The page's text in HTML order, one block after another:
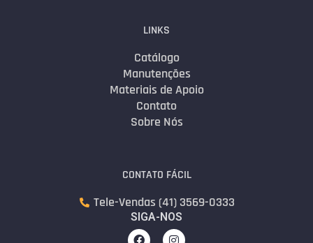
LINKS
Catálogo
Manutenções
Materiais de Apoio
Contato
Sobre Nós
CONTATO FÁCIL
Tele-Vendas (41) 3569-0333
SIGA-NOS